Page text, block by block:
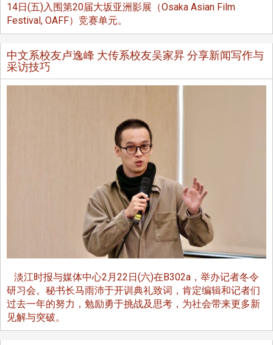
14日(五)入围第20届大坂亚洲影展（Osaka Asian Film
Festival, OAFF）竞赛单元。
中文系校友卢逸峰 大传系校友吴家昇 分享新闻写作与
采访技巧
淡江时报与媒体中心2月22日(六)在B302a，举办记者冬令
研习会。秘书长马雨沛于开训典礼致词，肯定编辑和记者们
过去一年的努力，勉励勇于挑战及思考，为社会带来更多新
见解与突破。